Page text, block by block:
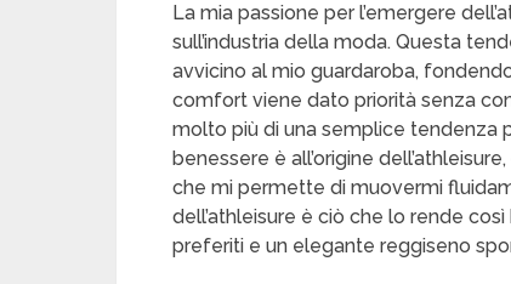
La mia passione per l’emergere
sull’industria della moda. Questa
avvicino al mio guardaroba,
comfort viene dato priorità senza
molto più di una semplice tendenza
benessere è all’origine
che mi permette di muovermi
dell’athleisure è ciò che lo rende
preferiti e un elegante reggiseno